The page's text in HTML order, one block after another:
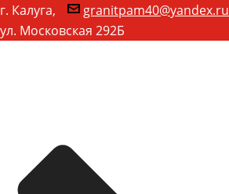
granitpam40@yandex.ru
г. Калуга,
ул. Московская 292Б